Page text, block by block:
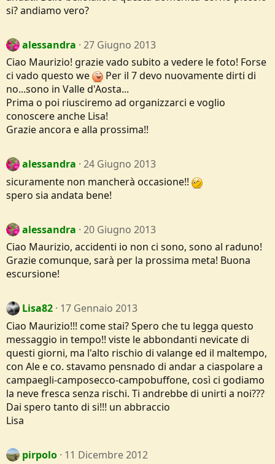
si? andiamo vero?
alessandra
27 Giugno 2013
Ciao Maurizio! grazie vado subito a vedere le foto! Forse
ci vado questo we
Per il 7 devo nuovamente dirti di
no...sono in Valle d'Aosta...
Prima o poi riusciremo ad organizzarci e voglio
conoscere anche Lisa!
Grazie ancora e alla prossima!!
alessandra
24 Giugno 2013
sicuramente non mancherà occasione!!
spero sia andata bene!
alessandra
20 Giugno 2013
Ciao Maurizio, accidenti io non ci sono, sono al raduno!
Grazie comunque, sarà per la prossima meta! Buona
escursione!
Lisa82 17 Gennaio 2013
Ciao Maurizio!!! come stai? Spero che tu legga questo
messaggio in tempo!! viste le abbondanti nevicate di
questi giorni, ma l'alto rischio di valange ed il maltempo,
con Ale e co. stavamo pensnado di andar a ciaspolare a
campaegli-camposecco-campobuffone, così ci godiamo
la neve fresca senza rischi. Ti andrebbe di unirti a noi???
Dai spero tanto di si!!! un abbraccio
Lisa
pirpolo 11 Dicembre 2012